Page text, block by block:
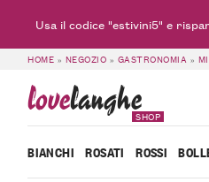
HOME » NEGOZIO » GASTRONOMIA »
lovelanghe
SHOP
BIANCHI ROSATI ROSSI
Usa il codice "estivini5" e